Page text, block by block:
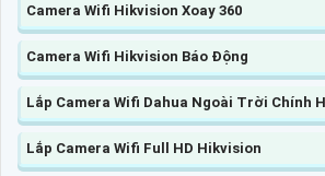
Camera Wifi Hikvision Xoay 360
Camera Wifi Hikvision Báo Động
Lắp Camera Wifi Dahua Ngoài Trời Chính
Lắp Camera Wifi Full HD Hikvision